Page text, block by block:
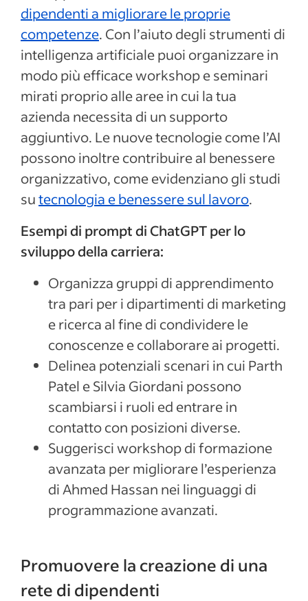
dipendenti a migliorare le proprie
competenze. Con l’aiuto degli strumenti di
intelligenza artificiale puoi organizzare in
modo più efficace workshop e seminari
mirati proprio alle aree in cui la tua
azienda necessita di un supporto
aggiuntivo. Le nuove tecnologie come l’AI
possono inoltre contribuire al benessere
organizzativo, come evidenziano gli studi
sutecnologia e benessere sul lavoro.
Esempi di prompt di ChatGPT per lo
sviluppo della carriera:
Organizza gruppi di apprendimento
tra pari per i dipartimenti di marketing
e ricerca al fine di condividere le
conoscenze e collaborare ai progetti.
Delinea potenziali scenari in cui Parth
Patel e Silvia Giordani possono
scambiarsi i ruoli ed entrare in
contatto con posizioni diverse.
Suggerisci workshop di formazione
avanzata per migliorare l’esperienza
di Ahmed Hassan nei linguaggi di
programmazione avanzati.
Promuovere la creazione di una
rete di dipendenti